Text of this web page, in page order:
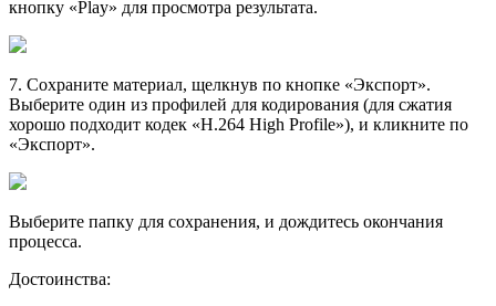
кнопку «Play» для просмотра результата.
7. Сохраните материал, щелкнув по кнопке «Экспорт».
Выберите один из профилей для кодирования (для сжатия
хорошо подходит кодек «H.264 High Profile»), и кликните по
«Экспорт».
Выберите папку для сохранения, и дождитесь окончания
процесса.
Достоинства: